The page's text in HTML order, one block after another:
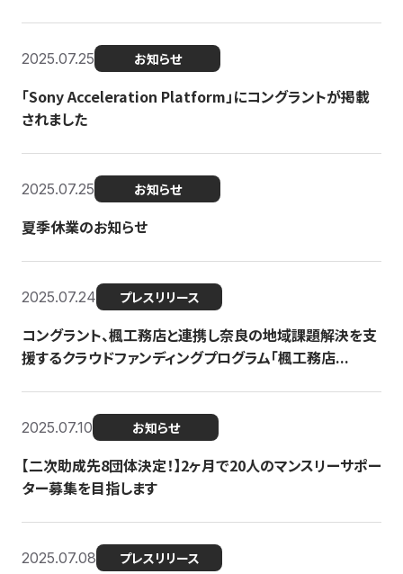
2025.07.25 お知らせ
「Sony Acceleration Platform」にコングラントが掲載
されました
2025.07.25 お知らせ
夏季休業のお知らせ
2025.07.24 プレスリリース
コングラント、楓工務店と連携し奈良の地域課題解決を支
援するクラウドファンディングプログラム「楓工務店...
2025.07.10 お知らせ
【二次助成先8団体決定！】2ヶ月で20人のマンスリーサポー
ター募集を目指します
2025.07.08 プレスリリース